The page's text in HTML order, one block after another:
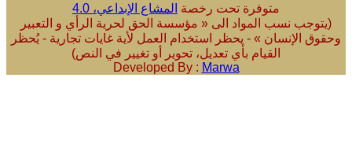
متوفرة تحت رخصةالمشاع الإبداعي، 4.0
نسب المواد الى « مؤسسة الحق لحرية الرأي و التعبير
» - يحظر استخدام العمل لأية غايات تجارية - يُحظر
القيام بأي تعديل، تحوير أو تغيير في النص)
Developed By :